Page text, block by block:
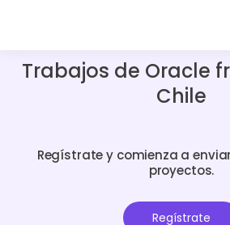
Trabajos de Oracle
Chile
Regístrate y comienza a
proyectos.
Regístrate